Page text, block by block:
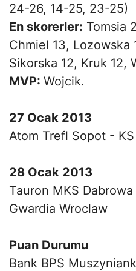
24-26, 14-25, 23-25)
En skorerler: Tomsia
Chmiel 13, Lozowska
Sikorska 12, Kruk 12,
MVP: Wojcik.
27 Ocak 2013
Atom Trefl Sopot -
28 Ocak 2013
Tauron MKS
Gwardia Wroclaw
Puan Durumu
Bank BPS